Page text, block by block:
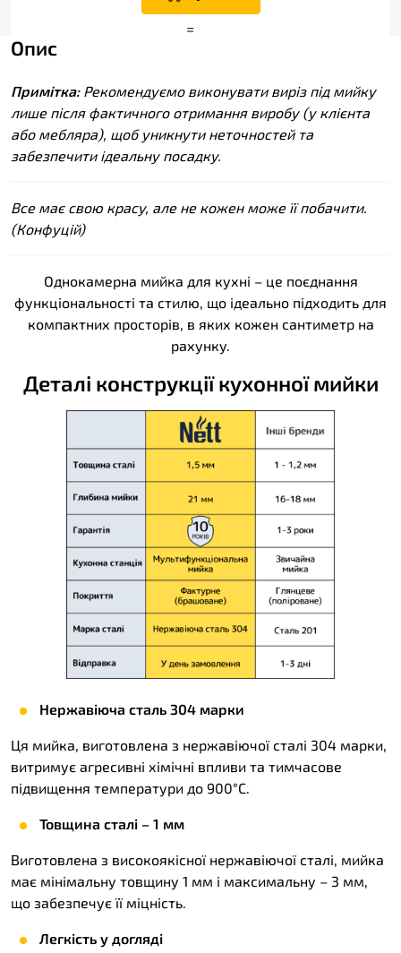
+
=
Опис
Примітка: Рекомендуємо виконувати виріз під мийку
лише після фактичного отримання виробу (у клієнта
або мебляра), щоб уникнути неточностей та
забезпечити ідеальну посадку.
Все має свою красу, але не кожен може її побачити.
(Конфуцій)
Однокамерна мийка для кухні – це поєднання
функціональності та стилю, що ідеально підходить для
компактних просторів, в яких кожен сантиметр на
рахунку.
Деталі конструкції кухонної мийки
Нержавіюча сталь 304 марки
Ця мийка, виготовлена з нержавіючої сталі 304 марки,
витримує агресивні хімічні впливи та тимчасове
підвищення температури до 900°C.
Товщина сталі – 1 мм
Виготовлена з високоякісної нержавіючої сталі, мийка
має мінімальну товщину 1 мм і максимальну – 3 мм,
що забезпечує її міцність.
Легкість у догляді